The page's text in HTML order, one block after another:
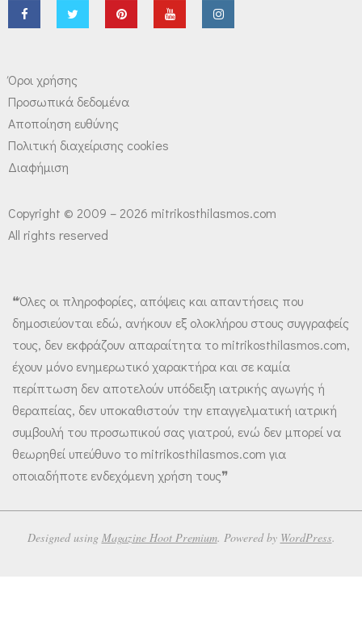
Όροι χρήσης
Προσωπικά δεδομένα
Αποποίηση ευθύνης
Πολιτική διαχείρισης cookies
Διαφήμιση
Copyright © 2009 – 2026 mitrikosthilasmos.com
All rights reserved
❝Όλες οι πληροφορίες, απόψεις και απαντήσεις που
δημοσιεύονται εδώ, ανήκουν εξ ολοκλήρου στους συγγραφείς
τους, δεν εκφράζουν απαραίτητα το mitrikosthilasmos.com,
έχουν μόνο ενημερωτικό χαρακτήρα και σε καμία
περίπτωση δεν αποτελούν υπόδειξη ιατρικής αγωγής ή
θεραπείας, δεν υποκαθιστούν την επαγγελματική ιατρική
συμβουλή του προσωπικού σας γιατρού, ενώ δεν μπορεί να
θεωρηθεί υπεύθυνο το mitrikosthilasmos.com για
οποιαδήποτε ενδεχόμενη χρήση τους❞
Designed using Magazine Hoot Premium. Powered by WordPress.